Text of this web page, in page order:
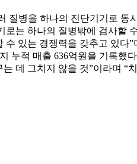
병을 하나의 진단기기로
는 하나의 질병밖에 검사
있는 경쟁력을 갖추고 있
누적 매출 636억원을 기록
데 그치지 않을 것”이라며